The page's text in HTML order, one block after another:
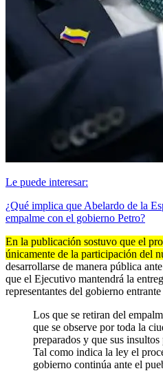
Le puede interesar:
¿Qué implica que Abelardo de la
empalme con el gobierno Petro?
En la publicación sostuvo que el
únicamente de la participación del
desarrollarse de manera pública
que el Ejecutivo mantendrá la
representantes del gobierno
Los que se retiran del
que se observe por toda la
preparados y que sus
Tal como indica la ley el
gobierno continúa ante el